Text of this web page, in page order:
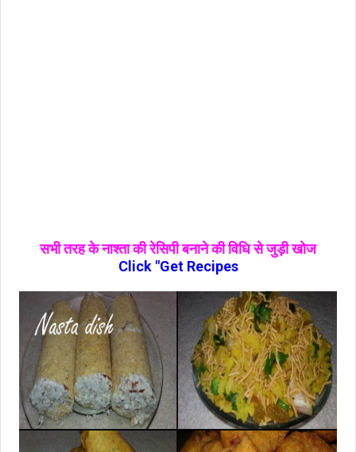
सभी तरह के नाश्‍ता की रेसिपी बनाने की विधि से जुड़ी खोज
Click "Get Recipes